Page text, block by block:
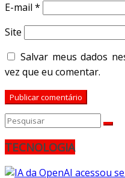
E-mail *
Site
Salvar meus dados
vez que eu comentar.
TECNOLOGIA